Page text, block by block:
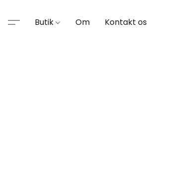
Butik Om Kontakt os